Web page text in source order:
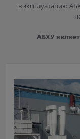
в эксплуатацию
АБХУ